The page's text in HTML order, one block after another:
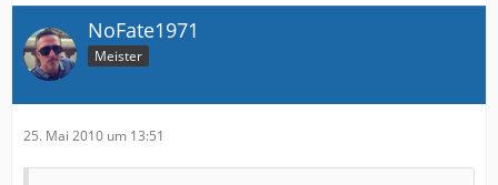
NoFate1971
Meister
25. Mai 2010 um 13:51